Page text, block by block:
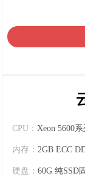
CPU： Xeon 5600
内存： 2GB ECC
硬盘： 60G 纯SSD